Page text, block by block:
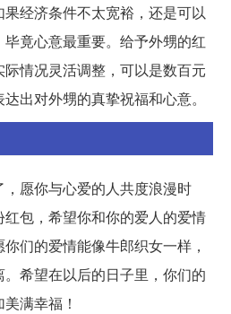
经济条件不太宽裕，还是可以
竟心意最重要。给予外甥的红
情况灵活调整，可以是数百元
出对外甥的真挚祝福和心意。
愿你与心爱的人共度浪漫时
包，希望你和你的爱人的爱情
们的爱情能像牛郎织女一样，
希望在以后的日子里，你们的
满幸福！